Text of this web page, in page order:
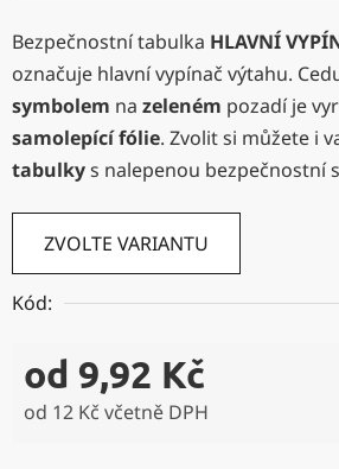
Bezpečnostní tabulka HLAVNÍ
označuje hlavní vypínač výtahu.
symbolem na zeleném pozadí je
samolepící fólie. Zvolit si můžete i
tabulkys nalepenou bezpečnostní
ZVOLTE VARIANTU
Kód:
od 9,92 Kč
od 12 Kč včetně DPH